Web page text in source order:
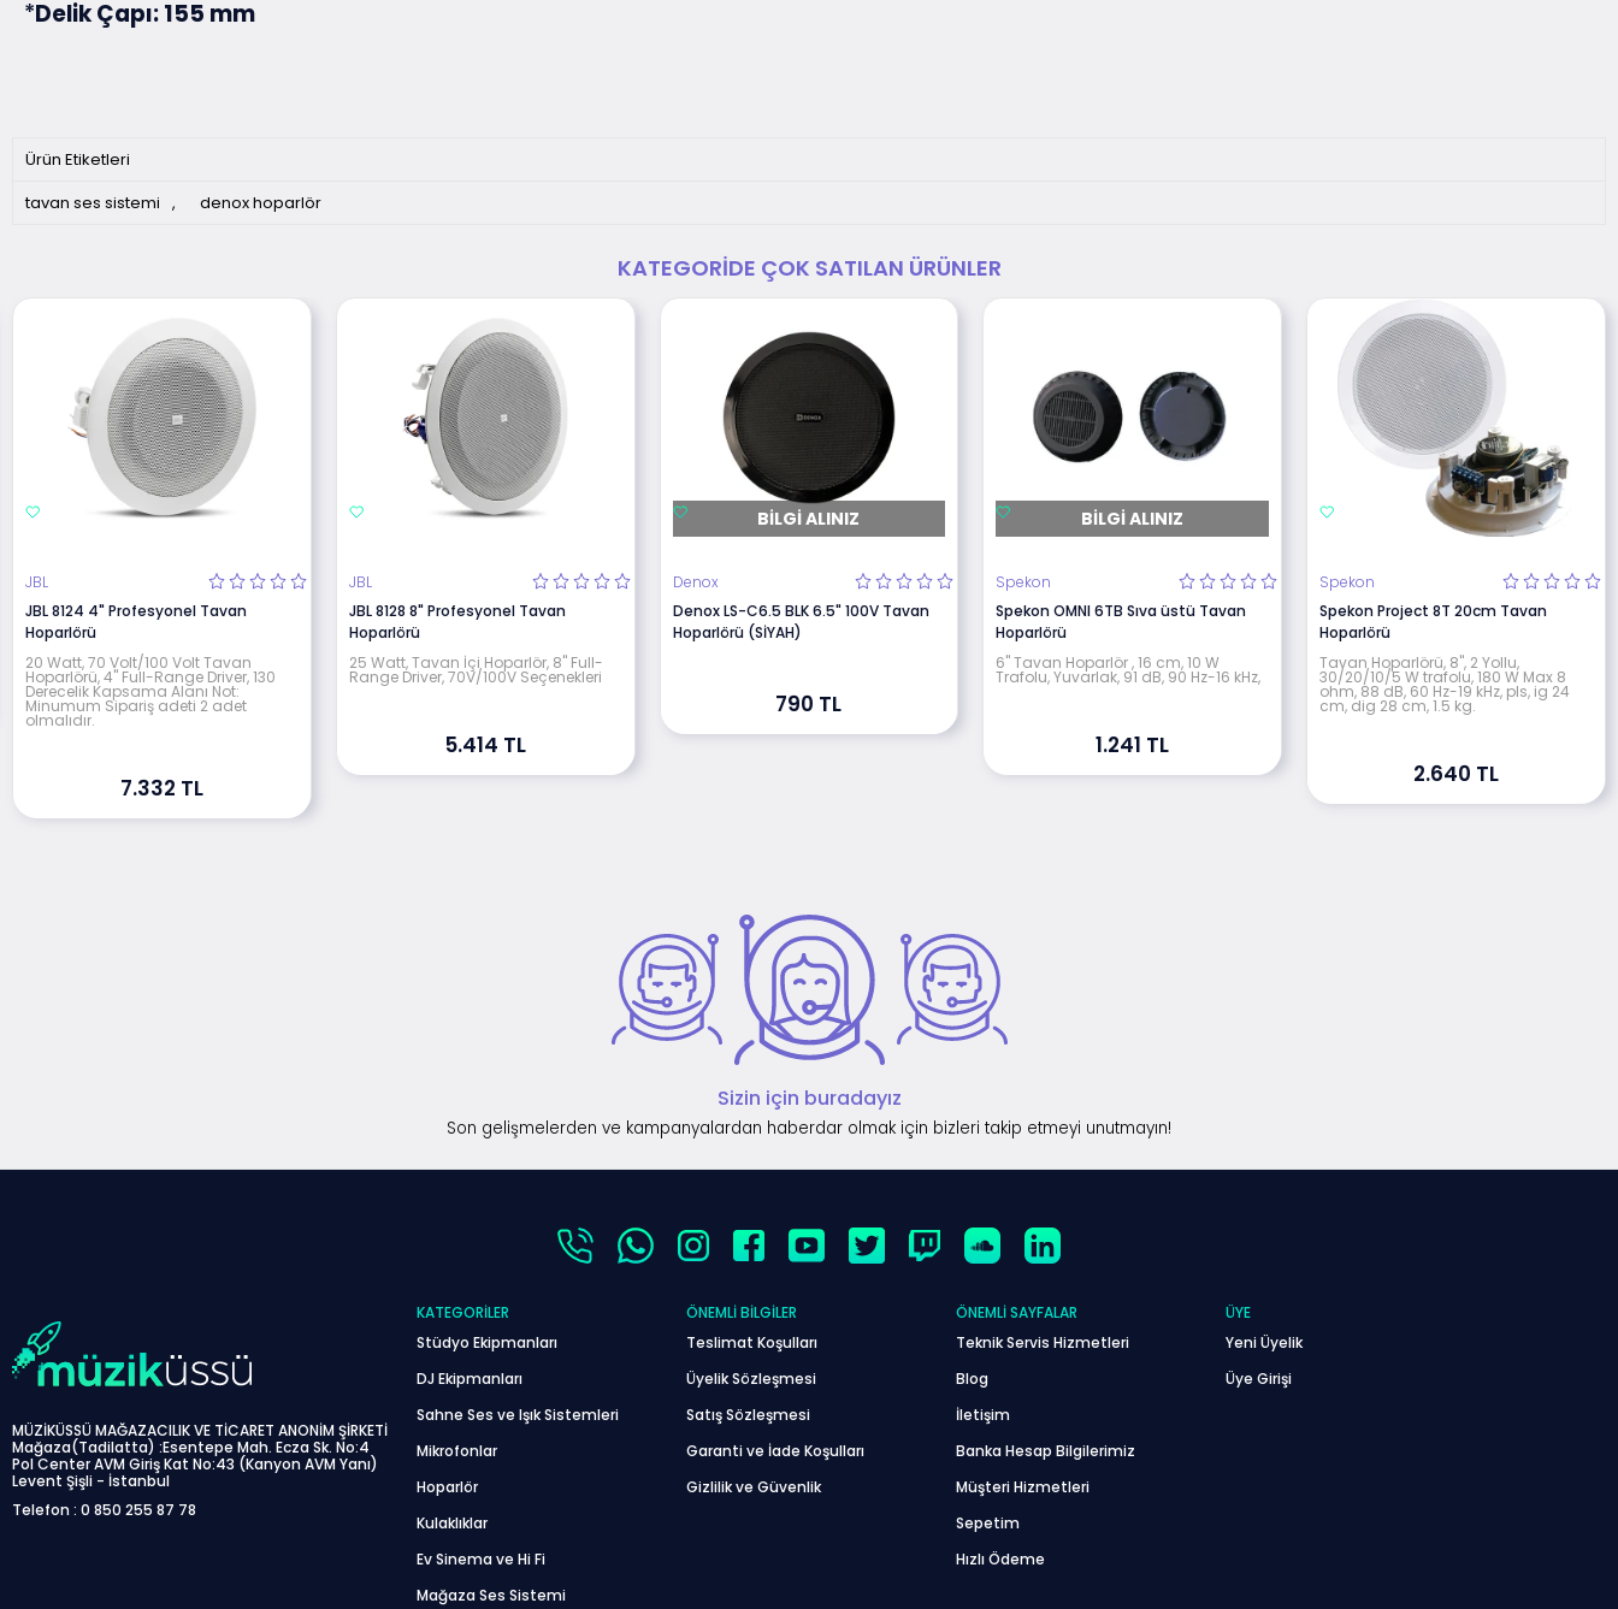
*Delik Çapı: 155 mm
Ürün Etiketleri
tavan ses sistemi , denox hoparlör
KATEGORIDE ÇOK SATILAN ÜRÜNLER
JBL
JBL 8124 4" Profesyonel Tavan
Hoparlörü
20 Watt, 70 Volt/100 Volt Tavan
Hoparlörü, 4" Full-Range Driver, 130
Derecelik Kapsama Alanı Not:
Minumum Sipariş adeti 2 adet
olmalıdır.
7.332 TL
JBL
JBL 8128 8" Profesyonel Tavan
Hoparlörü
25 Watt, Tavan İçi Hoparlör, 8" Full-
Range Driver, 70V/100V Seçenekleri
5.414 TL
BILGI ALINIZ
Denox
Denox LS-C6.5 BLK 6.5" 100V Tavan
Hoparlörü (SİYAH)
790 TL
BILGI ALINIZ
Spekon
Spekon OMNI 6TB Sıva üstü Tavan
Hoparlörü
6" Tavan Hoparlör , 16 cm, 10 W
Trafolu, Yuvarlak, 91 dB, 90 Hz-16 kHz,
1.241 TL
Spekon
Spekon Project 8T 20cm Tavan
Hoparlörü
Tavan Hoparlörü, 8", 2 Yollu,
30/20/10/5 W trafolu, 180 W Max 8
ohm, 88 dB, 60 Hz-19 kHz, pls, ig 24
cm, dig 28 cm, 1.5 kg.
2.640 TL
Sizin için buradayız
Son gelişmelerden ve kampanyalardan haberdar olmak için bizleri takip etmeyi unutmayın!
MÜZİKÜSSÜ MAĞAZACILIK VE TİCARET ANONİM ŞİRKETİ
Mağaza(Tadilatta) :Esentepe Mah. Ecza Sk. No:4
Pol Center AVM Giriş Kat No:43 (Kanyon AVM Yanı)
Levent Şişli - İstanbul
Telefon : 0 850 255 87 78
KATEGORILER
Stüdyo Ekipmanları
DJ Ekipmanları
Sahne Ses ve Işık Sistemleri
Mikrofonlar
Hoparlör
Kulaklıklar
Ev Sinema ve Hi Fi
Mağaza Ses Sistemi
ÖNEMLI BILGILER
Teslimat Koşulları
Üyelik Sözleşmesi
Satış Sözleşmesi
Garanti ve İade Koşulları
Gizlilik ve Güvenlik
ÖNEMLI SAYFALAR
Teknik Servis Hizmetleri
Blog
İletişim
Banka Hesap Bilgilerimiz
Müşteri Hizmetleri
Sepetim
Hızlı Ödeme
ÜYE
Yeni Üyelik
Üye Girişi